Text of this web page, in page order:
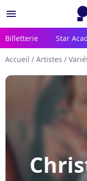
menu
Billetterie Star
Accueil / Artistes /